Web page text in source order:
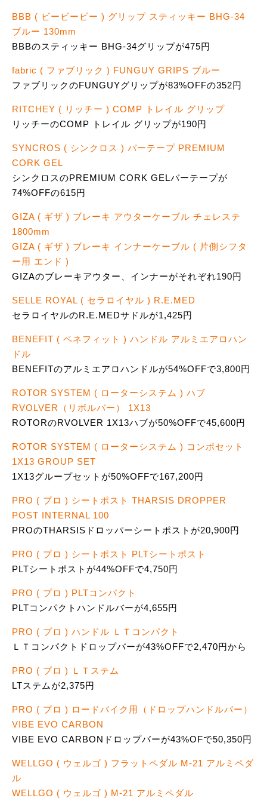
BBB ( ビービービー ) グリップ スティッキー BHG-34
ブルー 130mm
BBBのスティッキー BHG-34グリップが475円
fabric ( ファブリック ) FUNGUY GRIPS ブルー
ファブリックのFUNGUYグリップが83%OFFの352円
RITCHEY ( リッチー ) COMP トレイル グリップ
リッチーのCOMP トレイル グリップが190円
SYNCROS ( シンクロス ) バーテープ PREMIUM
CORK GEL
シンクロスのPREMIUM CORK GELバーテープが
74%OFFの615円
GIZA ( ギザ ) ブレーキ アウターケーブル チェレステ
1800mm
GIZA ( ギザ ) ブレーキ インナーケーブル ( 片側シフタ
ー用 エンド )
GIZAのブレーキアウター、インナーがそれぞれ190円
SELLE ROYAL ( セラロイヤル ) R.E.MED
セラロイヤルのR.E.MEDサドルが1,425円
BENEFIT ( ベネフィット ) ハンドル アルミエアロハン
ドル
BENEFITのアルミエアロハンドルが54%OFFで3,800円
ROTOR SYSTEM ( ローターシステム ) ハブ
RVOLVER（リボルバー） 1X13
ROTORのRVOLVER 1X13ハブが50%OFFで45,600円
ROTOR SYSTEM ( ローターシステム ) コンポセット
1X13 GROUP SET
1X13グループセットが50%OFFで167,200円
PRO ( プロ ) シートポスト THARSIS DROPPER
POST INTERNAL 100
PROのTHARSISドロッパーシートポストが20,900円
PRO ( プロ ) シートポスト PLTシートポスト
PLTシートポストが44%OFFで4,750円
PRO ( プロ ) PLTコンパクト
PLTコンパクトハンドルバーが4,655円
PRO ( プロ ) ハンドル ＬＴコンパクト
ＬＴコンパクトドロップバーが43%OFFで2,470円から
PRO ( プロ ) ＬＴステム
LTステムが2,375円
PRO ( プロ ) ロードバイク用（ドロップハンドルバー）
VIBE EVO CARBON
VIBE EVO CARBONドロップバーが43%OFで50,350円
WELLGO ( ウェルゴ ) フラットペダル M-21 アルミペダ
ル
WELLGO ( ウェルゴ ) M-21 アルミペダル